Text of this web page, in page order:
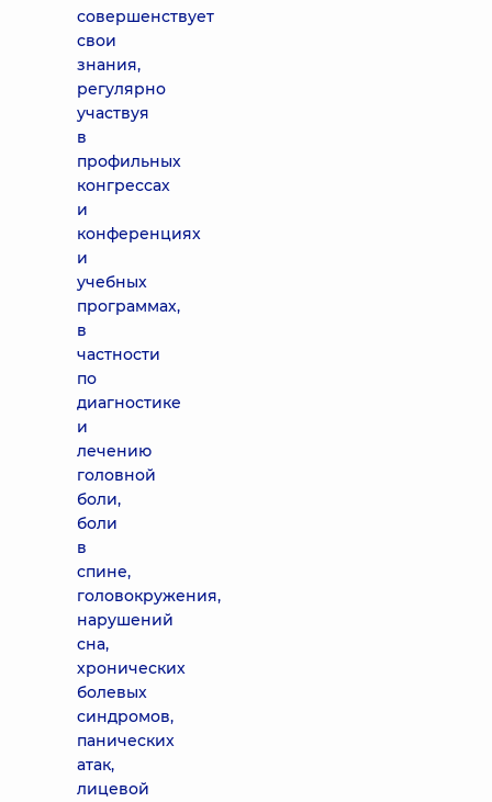
совершенствует
свои
знания,
регулярно
участвуя
в
профильных
конгрессах
и
конференциях
и
учебных
программах,
в
частности
по
диагностике
и
лечению
головной
боли,
боли
в
спине,
головокружения,
нарушений
сна,
хронических
болевых
синдромов,
панических
атак,
лицевой